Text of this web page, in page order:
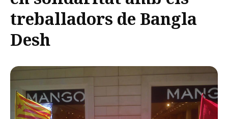
treballadors de Bangla
Desh